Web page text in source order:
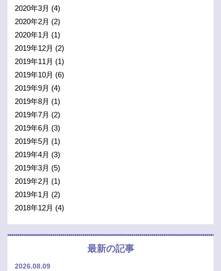
2020年3月 (4)
2020年2月 (2)
2020年1月 (1)
2019年12月 (2)
2019年11月 (1)
2019年10月 (6)
2019年9月 (4)
2019年8月 (1)
2019年7月 (2)
2019年6月 (3)
2019年5月 (1)
2019年4月 (3)
2019年3月 (5)
2019年2月 (1)
2019年1月 (2)
2018年12月 (4)
最新の記事
2026.08.09